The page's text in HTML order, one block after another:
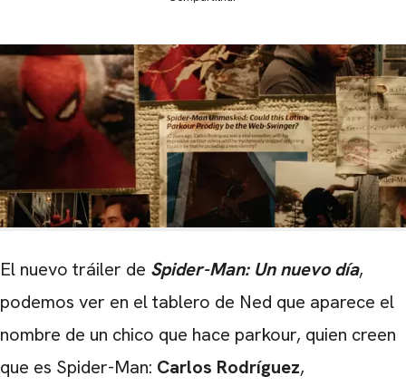
El nuevo tráiler de Spider-Man: Un nuevo día,
podemos ver en el tablero de Ned que aparece el
nombre de un chico que hace parkour, quien creen
que es Spider-Man: Carlos Rodríguez,